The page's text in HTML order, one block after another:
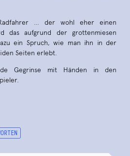
… der wohl eher einen
das aufgrund der grottenmiesen
ein Spruch, wie man ihn in der
Seiten erlebt.
Gegrinse mit Händen in den